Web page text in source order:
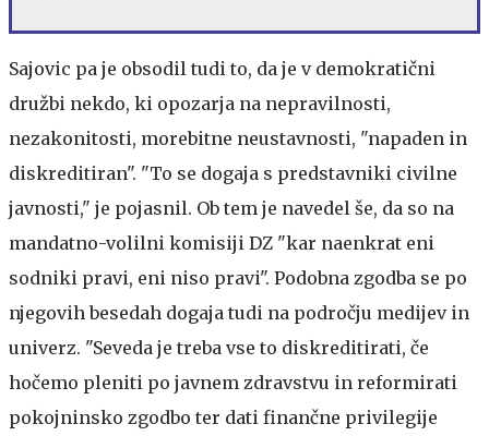
Sajovic pa je obsodil tudi to, da je v demokratični
družbi nekdo, ki opozarja na nepravilnosti,
nezakonitosti, morebitne neustavnosti, "napaden in
diskreditiran". "To se dogaja s predstavniki civilne
javnosti," je pojasnil. Ob tem je navedel še, da so na
mandatno-volilni komisiji DZ "kar naenkrat eni
sodniki pravi, eni niso pravi". Podobna zgodba se po
njegovih besedah dogaja tudi na področju medijev in
univerz. "Seveda je treba vse to diskreditirati, če
hočemo pleniti po javnem zdravstvu in reformirati
pokojninsko zgodbo ter dati finančne privilegije